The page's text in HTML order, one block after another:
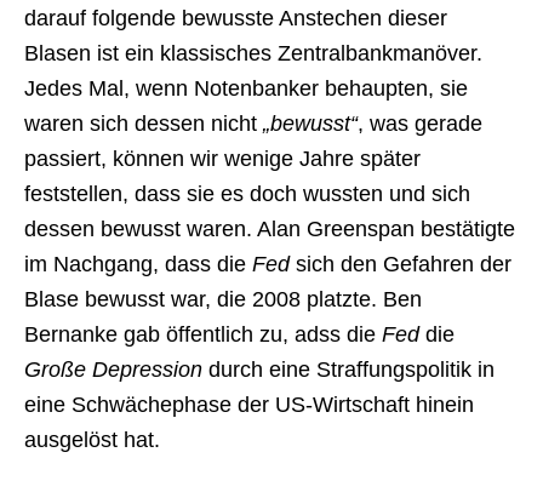
darauf folgende bewusste Anstechen dieser
Blasen ist ein klassisches Zentralbankmanöver.
Jedes Mal, wenn Notenbanker behaupten, sie
waren sich dessen nicht „bewusst“, was gerade
passiert, können wir wenige Jahre später
feststellen, dass sie es doch wussten und sich
dessen bewusst waren. Alan Greenspan bestätigte
im Nachgang, dass die Fedsich den Gefahren der
Blase bewusst war, die 2008 platzte. Ben
Bernanke gab öffentlich zu, adss die Feddie
Große Depression durch eine Straffungspolitik in
eine Schwächephase der US-Wirtschaft hinein
ausgelöst hat.